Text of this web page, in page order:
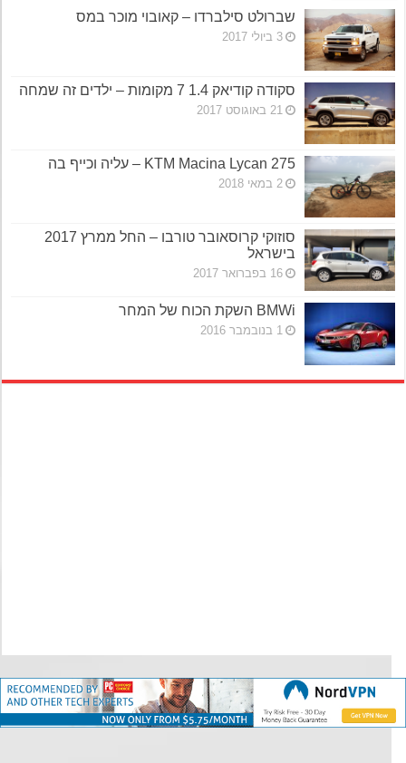
שברולט סילברדו – קאובוי מוכר במס
3 ביולי 2017
סקודה קודיאק 1.4 7 מקומות – ילדים זה שמחה
21 באוגוסט 2017
KTM Macina Lycan 275 – עליה וכייף בה
2 במאי 2018
סוזוקי קרוסאובר טורבו – החל ממרץ 2017
בישראל
16 בפברואר 2017
BMWi השקת הכוח של המחר
1 בנובמבר 2016